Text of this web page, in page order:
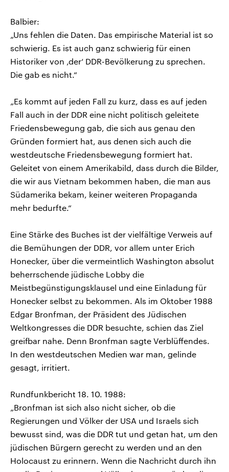
Balbier:
„Uns fehlen die Daten. Das empirische Material ist so
schwierig. Es ist auch ganz schwierig für einen
Historiker von ‚der‘ DDR-Bevölkerung zu sprechen.
Die gab es nicht.“
„Es kommt auf jeden Fall zu kurz, dass es auf jeden
Fall auch in der DDR eine nicht politisch geleitete
Friedensbewegung gab, die sich aus genau den
Gründen formiert hat, aus denen sich auch die
westdeutsche Friedensbewegung formiert hat.
Geleitet von einem Amerikabild, dass durch die Bilder,
die wir aus Vietnam bekommen haben, die man aus
Südamerika bekam, keiner weiteren Propaganda
mehr bedurfte.“
Eine Stärke des Buches ist der vielfältige Verweis auf
die Bemühungen der DDR, vor allem unter Erich
Honecker, über die vermeintlich Washington absolut
beherrschende jüdische Lobby die
Meistbegünstigungsklausel und eine Einladung für
Honecker selbst zu bekommen. Als im Oktober 1988
Edgar Bronfman, der Präsident des Jüdischen
Weltkongresses die DDR besuchte, schien das Ziel
greifbar nahe. Denn Bronfman sagte Verblüffendes.
In den westdeutschen Medien war man, gelinde
gesagt, irritiert.
Rundfunkbericht 18. 10. 1988:
„Bronfman ist sich also nicht sicher, ob die
Regierungen und Völker der USA und Israels sich
bewusst sind, was die DDR tut und getan hat, um den
jüdischen Bürgern gerecht zu werden und an den
Holocaust zu erinnern. Wenn die Nachricht durch ihn